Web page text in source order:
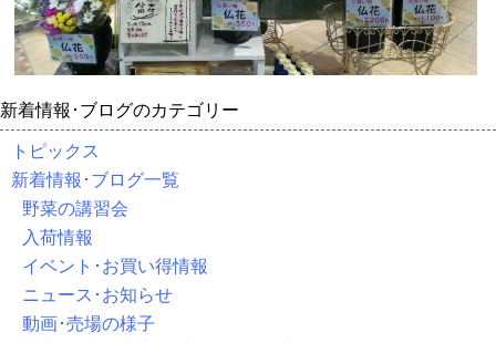
新着情報･ブログのカテゴリー
トピックス
新着情報･ブログ一覧
野菜の講習会
入荷情報
イベント･お買い得情報
ニュース･お知らせ
動画･売場の様子